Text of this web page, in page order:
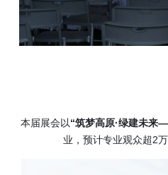
本届展会以“筑梦高原·绿建未来
业，预计专业观众超2